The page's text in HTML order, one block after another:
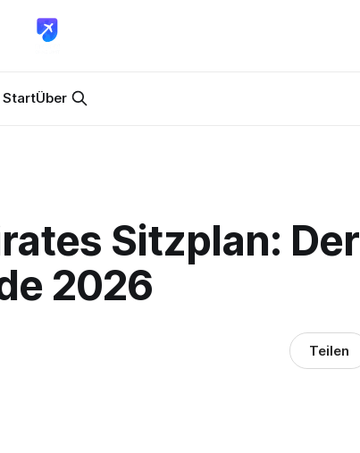
StartÜber
Sitzplan: Der
2026
Teilen